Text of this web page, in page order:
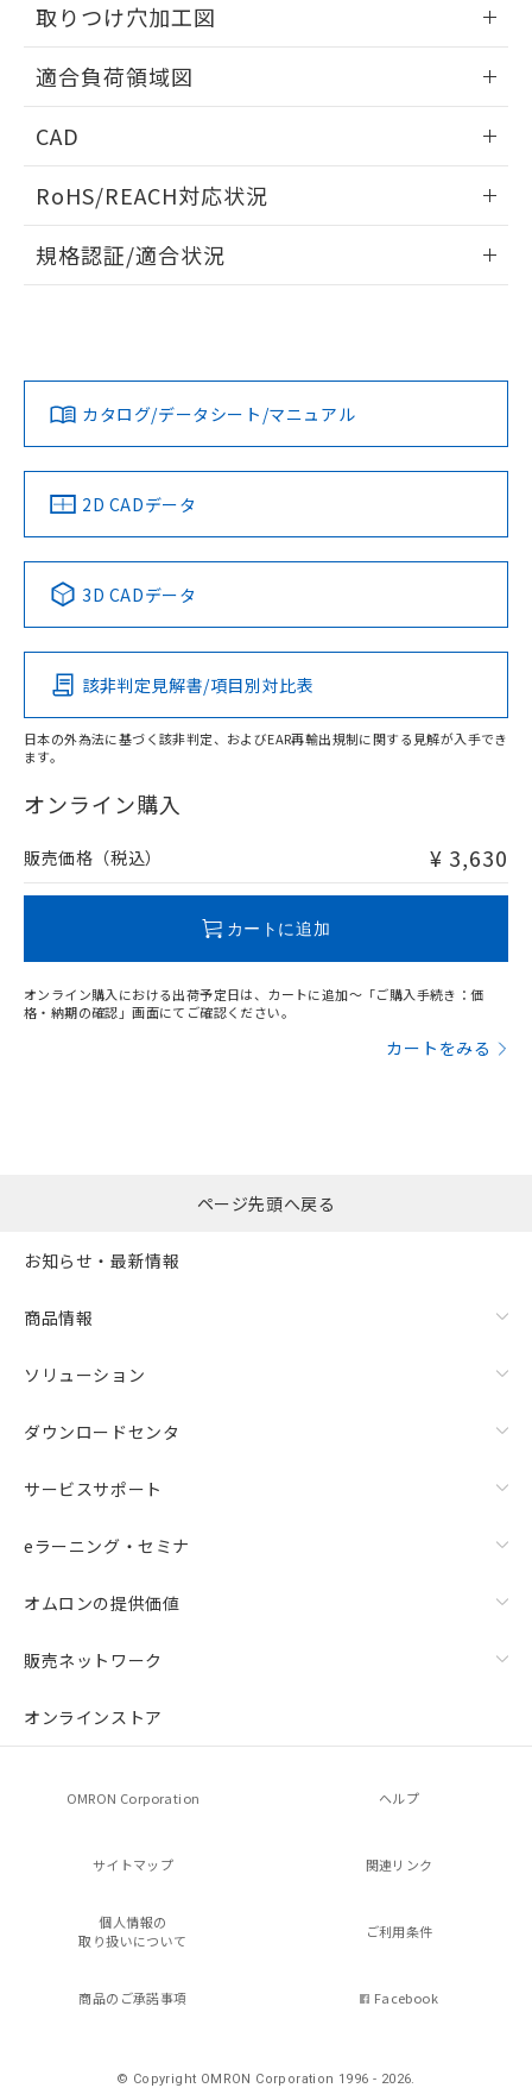
取りつけ穴加工図
適合負荷領域図
CAD
ドすることができます。
ログイン/会員登録
ダウンロードデータをご利用いただく前に、以下を必ずお読
みください。
ソフトウェアの使用条件
RoHS/REACH対応状況
EU RoHS 注意事項・凡例
対応済み
中国 RoHS 注意事項・凡例
Pb Hg Cd Cr(VI)
O
在庫等で未対応品が混在する可能性があります。
問い合わせください。
規格認証/適合状況
カタログ/データシート/マニュアル
2D CADデータ
3D CADデータ
該非判定見解書/項目別対比表
日本の外為法に基づく該非判定、およびEAR再輸出規制に関する見解が入手でき
ます。
オンライン購入
販売価格（税込） ¥ 3,630
カートに追加
オンライン購入における出荷予定日は、カートに追加～「ご購入手続き：価
格・納期の確認」画面にてご確認ください。
カートをみる
ページ先頭へ戻る
お知らせ・最新情報
商品情報
ソリューション
ダウンロードセンタ
サービスサポート
eラーニング・セミナ
オムロンの提供価値
販売ネットワーク
オンラインストア
OMRON Corporation ヘルプ
サイトマップ 関連リンク
個人情報の
取り扱いについて
ご利用条件
商品のご承諾事項 Facebook
© Copyright OMRON Corporation 1996 - 2026.